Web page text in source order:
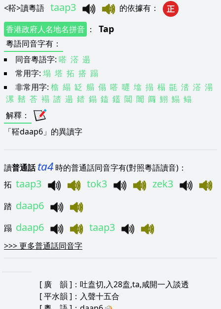
<鞳>讀粵語 taap3 的依據有 ：
正
香港政府人名地名拼音 ： Tap
粵語同音字有 ：
同音粵語字: 嗒 溚 遢
常用字: 塌 塔 拓 搭 蹋
非常用字: 㯓 䌈 䍇 䑽 傝 嗒 嚃 墖 搨 榻 毾 涾 溚 溻
漯 濌 荅 褟 誻 遢 錔 鎉 鎑 鑉 闒 闟 阘 鮙 鰨 鳎
解釋 ：
「鞳daap6」的異讀字
讀普通話 ta4 時的普通話同音字有(對照粵語讀音)：
拓 taap3 tok3 zek3
踏 daap6
蹋 daap6 taap3
>>>更多普通話同音字
[ 廣 韻 ]：吐盍切,入28盍,ta,咸開一入談透
[平水韻 ]：入聲十五合